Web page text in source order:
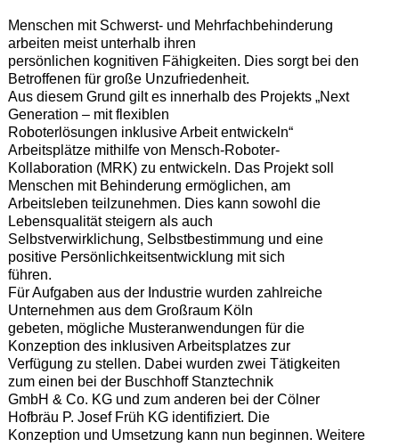
Menschen mit Schwerst- und Mehrfachbehinderung
arbeiten meist unterhalb ihren
persönlichen kognitiven Fähigkeiten. Dies sorgt bei den
Betroffenen für große Unzufriedenheit.
Aus diesem Grund gilt es innerhalb des Projekts „Next
Generation – mit flexiblen
Roboterlösungen inklusive Arbeit entwickeln“
Arbeitsplätze mithilfe von Mensch-Roboter-
Kollaboration (MRK) zu entwickeln. Das Projekt soll
Menschen mit Behinderung ermöglichen, am
Arbeitsleben teilzunehmen. Dies kann sowohl die
Lebensqualität steigern als auch
Selbstverwirklichung, Selbstbestimmung und eine
positive Persönlichkeitsentwicklung mit sich
führen.
Für Aufgaben aus der Industrie wurden zahlreiche
Unternehmen aus dem Großraum Köln
gebeten, mögliche Musteranwendungen für die
Konzeption des inklusiven Arbeitsplatzes zur
Verfügung zu stellen. Dabei wurden zwei Tätigkeiten
zum einen bei der Buschhoff Stanztechnik
GmbH & Co. KG und zum anderen bei der Cölner
Hofbräu P. Josef Früh KG identifiziert. Die
Konzeption und Umsetzung kann nun beginnen. Weitere